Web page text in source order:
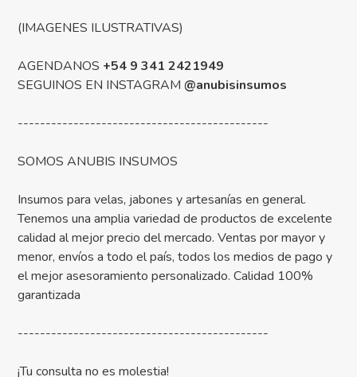
(IMAGENES ILUSTRATIVAS)
AGENDANOS +54 9 341 2421949
SEGUINOS EN INSTAGRAM@anubisinsumos
---------------------------------------------
SOMOS ANUBIS INSUMOS
Insumos para velas, jabones y artesanías en general.
Tenemos una amplia variedad de productos de excelente
calidad al mejor precio del mercado. Ventas por mayor y
menor, envíos a todo el país, todos los medios de pago y
el mejor asesoramiento personalizado. Calidad 100%
garantizada
---------------------------------------------
¡Tu consulta no es molestia!